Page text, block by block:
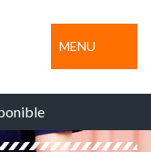
MENU